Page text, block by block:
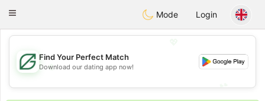
Dating
Toggle
Mode Login
💖
💕
Find Your Perfect Match
Download our dating app now!